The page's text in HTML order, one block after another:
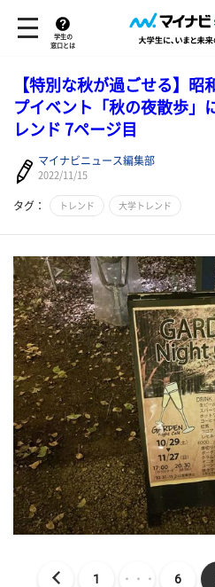
学生の
窓口とは
【特別な秋が過ごせる】昭
プイベント「秋の夜散歩」
レンド 7ページ目
マイナビニュース編集部
2022/11/15
タグ： トレンド 大学トレンド
1 ・・・ 6